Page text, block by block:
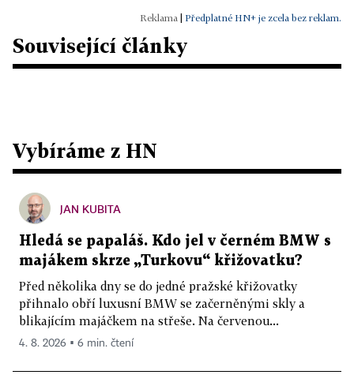
Předplatné HN+ je zcela bez reklam.
Související články
Vybíráme z HN
JAN KUBITA
Hledá se papaláš. Kdo jel v černém BMW s
majákem skrze „Turkovu“ křižovatku?
Před několika dny se do jedné pražské křižovatky
přihnalo obří luxusní BMW se začerněnými skly a
blikajícím majáčkem na střeše. Na červenou...
4. 8. 2026 ▪ 6 min. čtení